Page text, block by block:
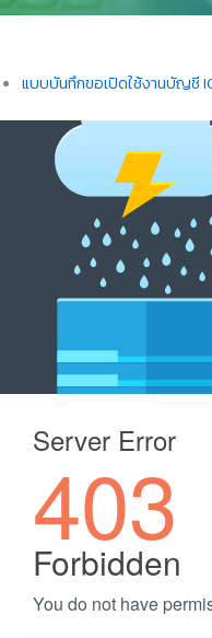
แบบบันทึกขอเปิดใช้งานบัญชี